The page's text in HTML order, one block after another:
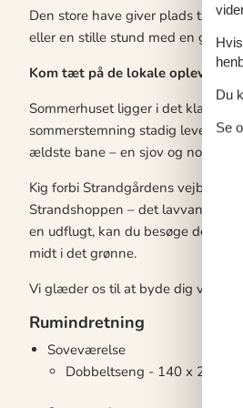
Den store have giver plads til
eller en stille stund med en god
Kom tæt på de lokale oplevelser
Sommerhuset ligger i det
sommerstemning stadig lever.
ældste bane – en sjov og
Kig forbi Strandgårdens vejbod
Strandshoppen – det lavvandede
en udflugt, kan du besøge den
midt i det grønne.
Vi glæder os til at byde dig
Rumindretning
Soveværelse
Dobbeltseng - 140 x 200
Du
Se